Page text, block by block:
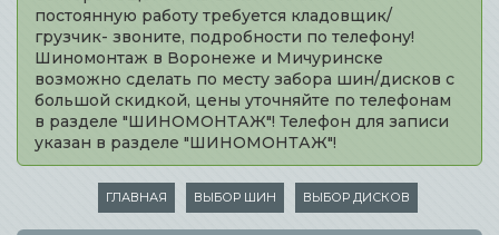
постоянную работу требуется кладовщик/
грузчик- звоните, подробности по телефону!
Шиномонтаж в Воронеже и Мичуринске
возможно сделать по месту забора шин/дисков с
большой скидкой, цены уточняйте по телефонам
в разделе "ШИНОМОНТАЖ"! Телефон для записи
указан в разделе "ШИНОМОНТАЖ"!
ГЛАВНАЯ ВЫБОР ШИН ВЫБОР ДИСКОВ